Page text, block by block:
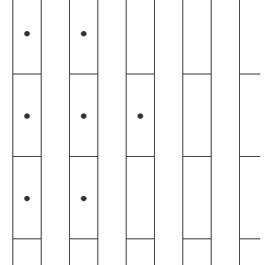
● ●
● ● ●
● ●